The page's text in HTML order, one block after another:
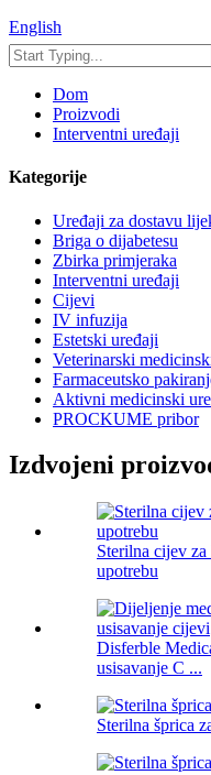
English
Dom
Proizvodi
Interventni uređaji
Kategorije
Uređaji za dostavu
Briga o dijabetesu
Zbirka primjeraka
Interventni uređaji
Cijevi
IV infuzija
Estetski uređaji
Veterinarski
Farmaceutsko
Aktivni medicinski
PROCKUME pribor
Izdvojeni
Sterilna cijev
upotrebu
Disferble
usisavanje C ...
Sterilna šprica